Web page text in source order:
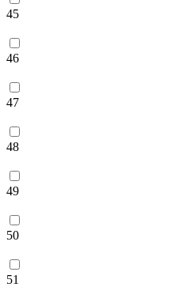
45
46
47
48
49
50
51